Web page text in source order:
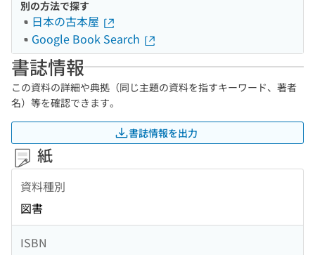
別の方法で探す
日本の古本屋
Google Book Search
書誌情報
この資料の詳細や典拠（同じ主題の資料を指すキーワード、著者
名）等を確認できます。
書誌情報を出力
紙
資料種別
図書
ISBN